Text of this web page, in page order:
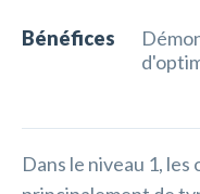
Bénéfices
Dans le niveau 1,